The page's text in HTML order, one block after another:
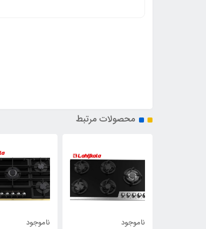
محصولات مرتبط
ناموجود ناموجود